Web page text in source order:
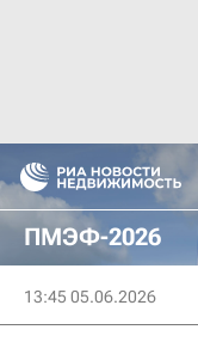
ПМЭФ-2026
13:45 05.06.2026